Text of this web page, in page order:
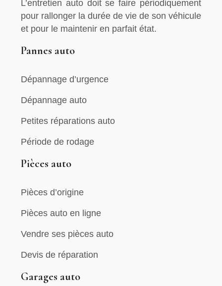
L’entretien auto doit se faire périodiquement
pour rallonger la durée de vie de son véhicule
et pour le maintenir en parfait état.
Pannes auto
Dépannage d’urgence
Dépannage auto
Petites réparations auto
Période de rodage
Pièces auto
Pièces d’origine
Pièces auto en ligne
Vendre ses pièces auto
Devis de réparation
Garages auto